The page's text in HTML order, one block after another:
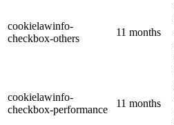
cookielawinfo-
checkbox-others
11 months
cookielawinfo-
checkbox-performance
11 months